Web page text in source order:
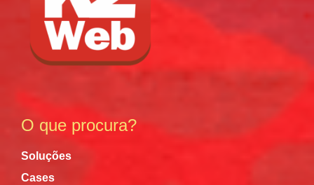
O que procura?
Soluções
Cases